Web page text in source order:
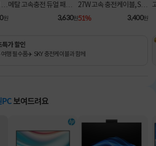
원
메탈 고속충전 듀얼 패브릭
8핀 케이블
3,630원
27W 고속 충전케이블, SK
Y-A2-3IN1 [블랙/2m]
51% 3,400원
특가 할인
여행 필수품✈️ SKY 충전케이블과 함께
PC보여드려요